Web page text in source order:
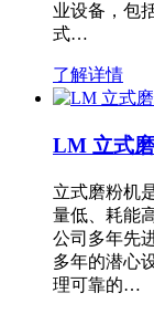
业设备，包
式…
了解详情
LM 立式
立式磨粉机
量低、耗能
公司多年先
多年的潜心
理可靠的…